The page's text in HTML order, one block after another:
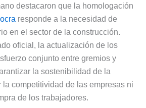
destacaron que la homologación
responde a la necesidad de
en el sector de la construcción.
oficial, la actualización de los
conjunto entre gremios y
la sostenibilidad de la
la competitividad de las empresas ni
de los trabajadores.